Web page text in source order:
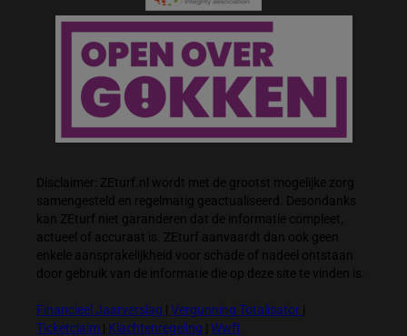
Disclaimer: ZEturf.nl wordt met de grootst mogelijke zorg
samengesteld en regelmatig geactualiseerd. Desondanks
kan ZEturf niet garanderen dat de informatie compleet,
actueel of accuraat is. ZEturf aanvaardt dan ook geen
enkele aansprakelijkheid voor schade of nadeel ontstaan
door gebruik van de informatie die op deze site te vinden is.
Financieel Jaarverslag Vergunning Totalisator
Ticketclaim
Klachtenregeling Wwft